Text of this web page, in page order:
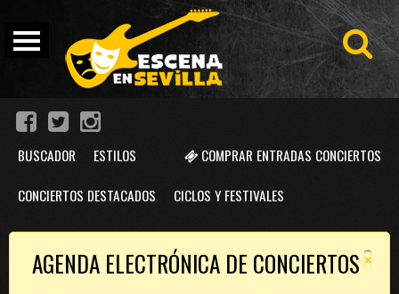
COMPRAR ENTRADAS CONCIERTOS
BUSCADOR ESTILOS
CONCIERTOS DESTACADOS CICLOS Y FESTIVALES
×
AGENDA ELECTRÓNICA DE CONCIERTOS